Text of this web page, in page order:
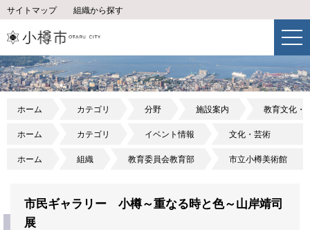
サイトマップ 組織から探す
ホーム カテゴリ 分野 施設案内 教育文化・
ホーム カテゴリ イベント情報 文化・芸術
ホーム 組織 教育委員会教育部 市立小樽美術館
市民ギャラリー 小樽～重なる時と色～山岸靖司
展